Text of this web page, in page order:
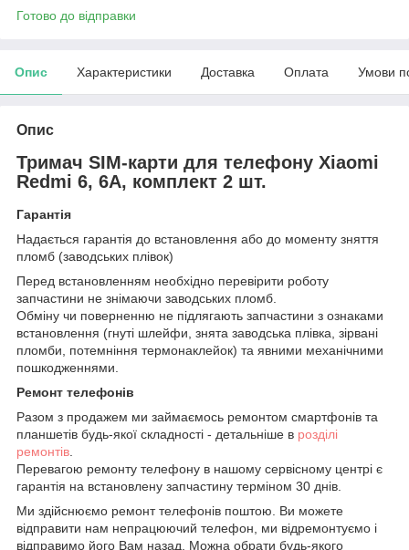
Готово до відправки
Опис Характеристики Доставка Оплата Умови
Опис
Тримач SIM-карти для телефону Xiaomi
Redmi 6, 6A, комплект 2 шт.
Гарантія
Надається гарантія до встановлення або до моменту зняття
пломб (заводських плівок)
Перед встановленням необхідно перевірити роботу
запчастини не знімаючи заводських пломб.
Обміну чи поверненню не підлягають запчастини з ознаками
встановлення (гнуті шлейфи, знята заводська плівка, зірвані
пломби, потемніння термонаклейок) та явними механічними
пошкодженнями.
Ремонт телефонів
Разом з продажем ми займаємось ремонтом смартфонів та
планшетів будь-якої складності - детальніше в розділі
ремонтів
Перевагою ремонту телефону в нашому сервісному центрі є
гарантія на встановлену запчастину терміном 30 днів.
Ми здійснюємо ремонт телефонів поштою. Ви можете
відправити нам непрацюючий телефон, ми відремонтуємо і
відправимо його Вам назад. Можна обрати будь-якого